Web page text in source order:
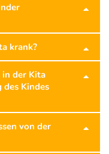
krank?
in der Kita
des Kindes
von der